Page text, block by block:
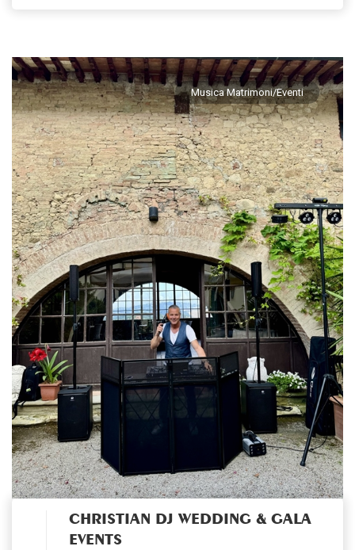
Musica Matrimoni/Eventi
CHRISTIAN DJ WEDDING & GALA
EVENTS